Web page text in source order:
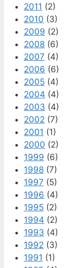
2011 (2)
2010 (3)
2009 (2)
2008 (6)
2007 (4)
2006 (6)
2005 (4)
2004 (4)
2003 (4)
2002 (7)
2001 (1)
2000 (2)
1999 (6)
1998 (7)
1997 (5)
1996 (4)
1995 (2)
1994 (2)
1993 (4)
1992 (3)
1991 (1)